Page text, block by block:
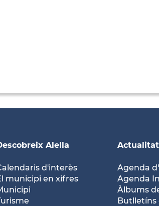
Alella
d'interès
municipi en xifres
Actualitat
Agenda
Agenda
Àlbums
Butlletíns